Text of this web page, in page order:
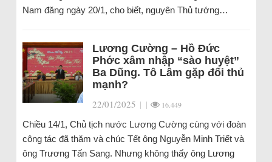
Nam đăng ngày 20/1, cho biết, nguyên Thủ tướng…
Lương Cường – Hồ Đức
Phớc xâm nhập “sào huyệt”
Ba Dũng. Tô Lâm gặp đối thủ
mạnh?
22/01/2025 | | 16.449
Chiều 14/1, Chủ tịch nước Lương Cường cùng với đoàn
công tác đã thăm và chúc Tết ông Nguyễn Minh Triết và
ông Trương Tấn Sang. Nhưng không thấy ông Lương